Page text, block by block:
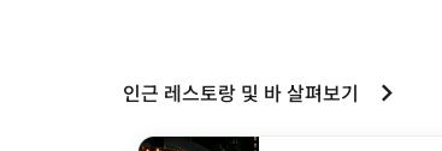
인근 레스토랑 및 바 살펴보기